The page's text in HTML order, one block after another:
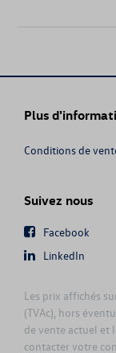
NEW CADDY
NEW CADDY CARGO
Plus
Conditions de
Suivez nous
Facebook
LinkedIn
Les prix affichés
(TVAc), hors
de vente actuel et
contacter votre